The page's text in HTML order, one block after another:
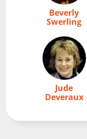
Beverly
Swerling
Jude
Deveraux